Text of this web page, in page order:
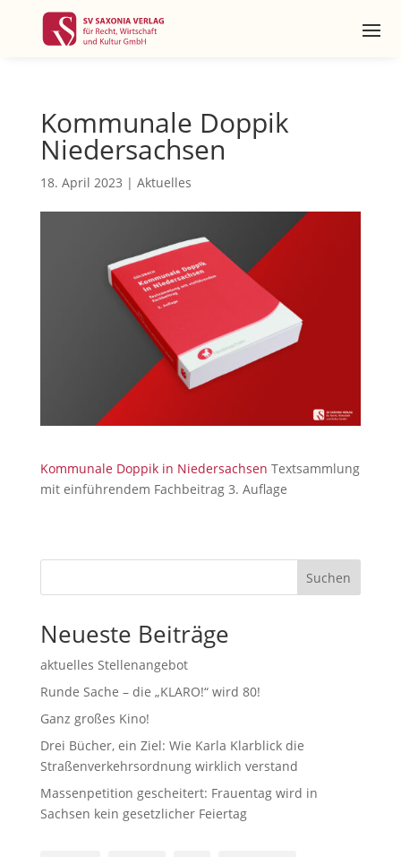
Kommunale Doppik
Niedersachsen
18. April 2023 | Aktuelles
Kommunale Doppik in Niedersachsen Textsammlung
mit einführendem Fachbeitrag 3. Auflage
Suchen
Neueste Beiträge
aktuelles Stellenangebot
Runde Sache – die „KLARO!“ wird 80!
Ganz großes Kino!
Drei Bücher, ein Ziel: Wie Karla Klarblick die
Straßenverkehrsordnung wirklich verstand
Massenpetition gescheitert: Frauentag wird in
Sachsen kein gesetzlicher Feiertag